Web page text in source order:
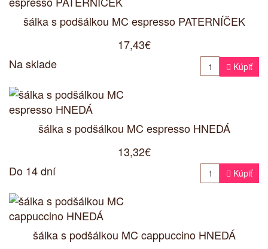
šálka s podšálkou MC espresso PATERNÍČEK
17,43€
Na sklade
 Kúpiť
šálka s podšálkou MC espresso HNEDÁ
13,32€
Do 14 dní
 Kúpiť
šálka s podšálkou MC cappuccino HNEDÁ